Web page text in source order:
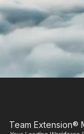
Team Extension®